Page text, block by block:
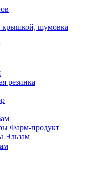
крышкой, шумовка
резинка
Фарм-продукт
Эльзам